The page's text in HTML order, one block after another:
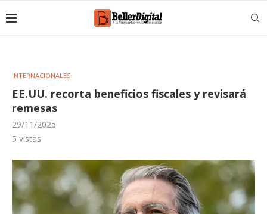
INTERNACIONALES
EE.UU. recorta beneficios fiscales y revisará
remesas
29/11/2025
5 vistas